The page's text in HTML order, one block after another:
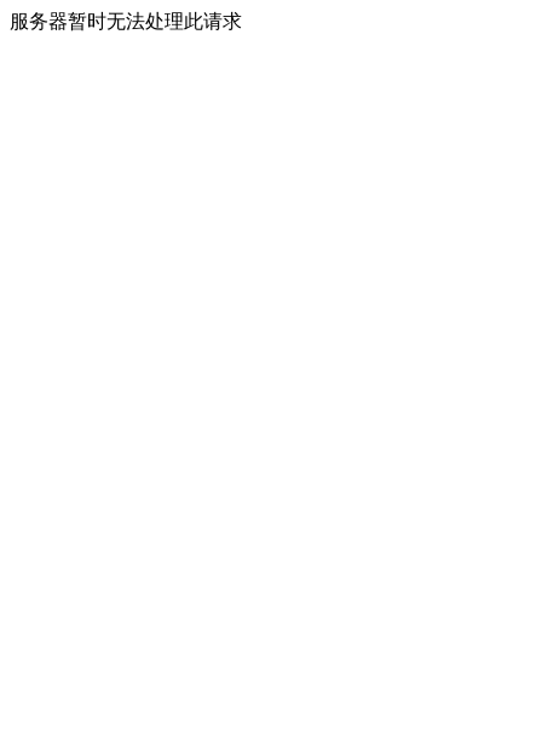
服务器暂时无法处理此请求